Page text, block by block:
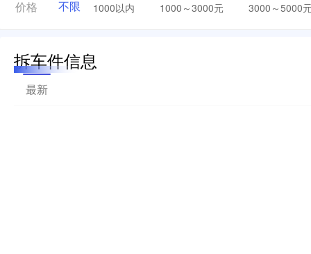
价格 不限 1000以内 1000～3000元 3000～5000
拆车件信息
最新